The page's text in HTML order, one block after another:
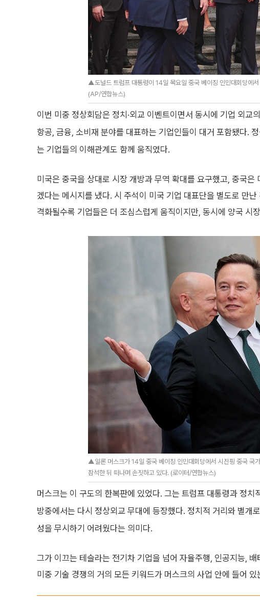
▲도널드 트럼프 대통령이 14일 목요일 중국 베이징 인민대회당에
(AP/연합뉴스)
이번 미중 정상회담은 정치·외교 이벤트이면서 동시에 기업 외교
항공, 금융, 소비재 분야를 대표하는 기업인들이 대거 포함됐다.
는 기업들의 이해관계도 함께 움직였다.
미국은 중국을 상대로 시장 개방과 무역 확대를 요구했고, 중국
겠다는 메시지를 냈다. 시 주석이 미국 기업 대표단을 별도로 만
격화될수록 기업들은 더 조심스럽게 움직이지만, 동시에 양국 시
▲일론 머스크가 14일 중국 베이징 인민대회당에서 시진핑 중국 국
참석한 뒤 떠나며 손짓하고 있다. (로이터/연합뉴스)
머스크는 이 구도의 한복판에 있었다. 그는 트럼프 대통령과 정
방중에서는 다시 정상외교 무대에 등장했다. 정치적 거리와 별개
성을 무시하기 어려웠다는 의미다.
그가 이끄는 테슬라는 전기차 기업을 넘어 자율주행, 인공지능,
미중 기술 경쟁의 거의 모든 키워드가 머스크의 사업 안에 들어 있